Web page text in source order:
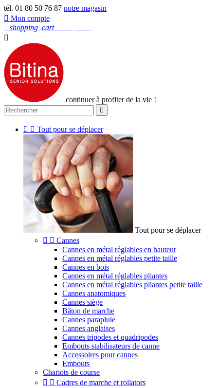
tél. 01 80 50 76 87 notre magasin
 Mon compte
shopping_cart

continuer à profiter de la vie !

  Tout pour se déplacer
Tout pour se déplacer
  Cannes
Cannes en métal réglables en hauteur
Cannes en métal réglables petite taille
Cannes en bois
Cannes en métal réglables pliantes
Cannes en métal réglables pliantes petite taille
Cannes anatomiques
Cannes siège
Bâton de marche
Cannes parapluie
Cannes anglaises
Cannes tripodes et quadripodes
Embouts stabilisateurs de canne
Accessoires pour cannes
Embouts
Chariots de course
  Cadres de marche et rollators